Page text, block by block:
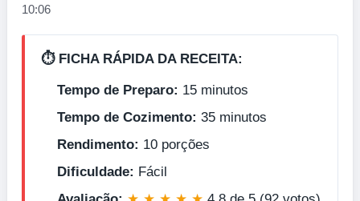
10:06
⏱️ FICHA RÁPIDA DA RECEITA:
Tempo de Preparo: 15 minutos
Tempo de Cozimento: 35 minutos
Rendimento: 10 porções
Dificuldade: Fácil